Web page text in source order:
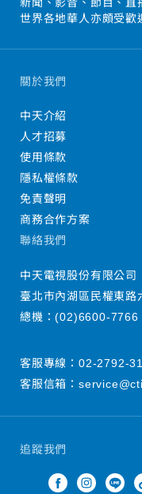
世界各地華人亦頗受歡
追蹤我們
關於我們
中天介紹
人才招募
使用條款
隱私權條款
免責聲明
商務合作方案
聯絡我們
中天電視股份有限公司
臺北市內湖區民權東路
總機：(02)6600-7766
客服專線： 02-2792-
客服信箱：